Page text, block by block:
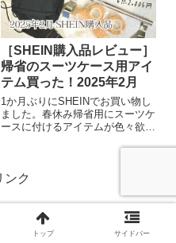
［SHEIN購入品レビュー］
帰省のスーツケース用アイ
テム買った！2025年2月
1か月ぶりにSHEINでお買い物し
ました。春休み帰省用にスーツケ
ースに付けるアイテムが色々欲し
で荷物送ってたんだけど、息子が
スあっても移動できるのでは？と
ンク
トップ サイドバー